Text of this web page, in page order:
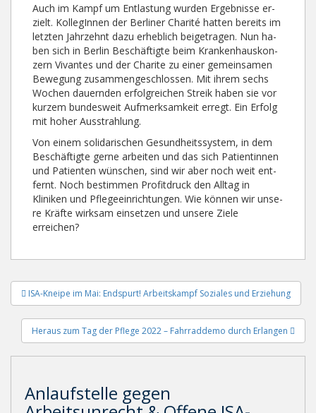
Auch im Kampf um Entlastung wurden Ergebnisse er­
zielt. Kol­le­gIn­­nen der Ber­li­ner Charité hatten bereits im
letzten Jahr­zehnt da­zu erheblich beigetragen. Nun ha­
ben sich in Ber­lin Be­schäf­tig­te beim Kran­ken­haus­kon­
zern Vivantes und der Cha­­rite zu einer ge­mein­sa­men
Be­we­gung zu­sam­men­ge­schlos­sen. Mit ihrem sechs
Wo­­ch­en dau­ernden erfolgreichen Streik haben sie vor
kurzem bun­­­desweit Auf­merk­samkeit erregt. Ein Erfolg
mit hoher Aus­strah­lung.
Von einem solidarischen Gesundheitssystem, in dem
Be­schäf­tig­te ger­­ne arbeiten und das sich Patientinnen
und Pa­tien­ten wünschen, sind wir aber noch weit ent­
fernt. Noch be­stim­men Pro­fit­druck den Alltag in
Kliniken und Pfle­­­­geein­rich­tun­g­­­­en. Wie kön­nen wir un­se­
re Kräfte wirksam einsetzen und un­sere Ziele
erreichen?
Beitragsnavigation
ISA-Kneipe im Mai: Endspurt! Arbeitskampf Soziales und Erziehung
Heraus zum Tag der Pflege 2022 – Fahrraddemo durch Erlangen
Anlaufstelle gegen